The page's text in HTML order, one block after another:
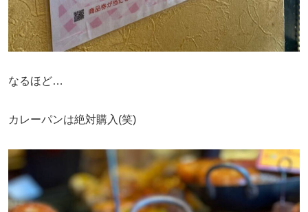
なるほど…
カレーパンは絶対購入(笑)